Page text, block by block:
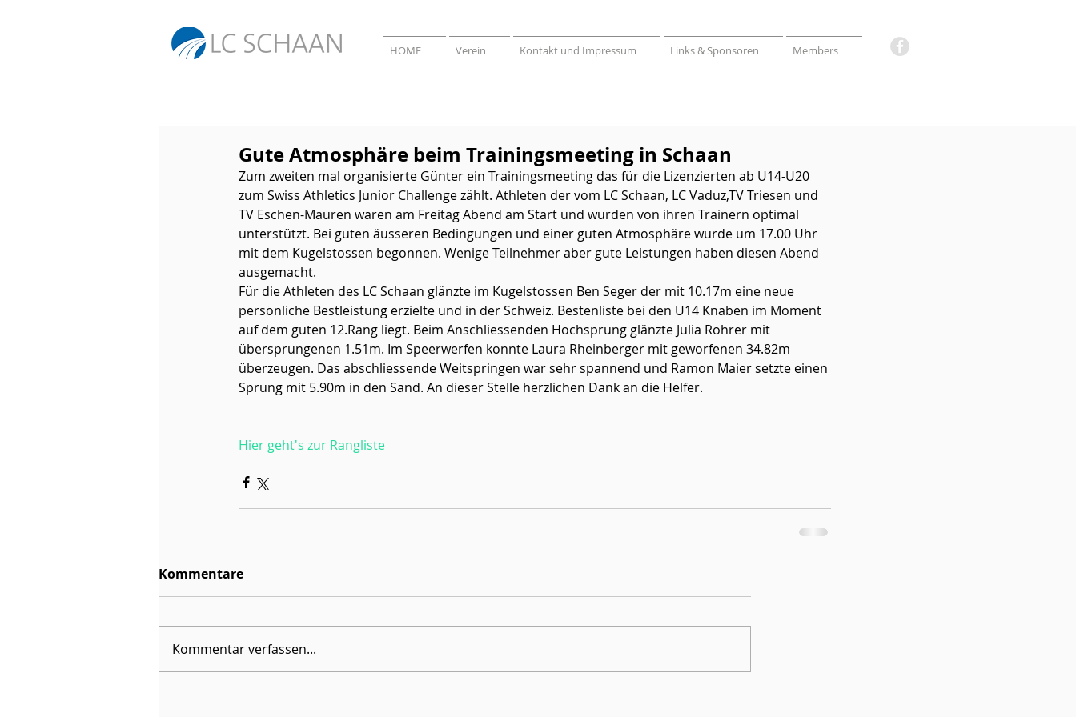
HOME Verein Kontakt und Impressum Links & Sponsoren Members
Gute Atmosphäre beim Trainingsmeeting in Schaan
Zum zweiten mal organisierte Günter ein Trainingsmeeting das für die Lizenzierten ab U14-U20
zum Swiss Athletics Junior Challenge zählt. Athleten der vom LC Schaan, LC Vaduz,TV Triesen und
TV Eschen-Mauren waren am Freitag Abend am Start und wurden von ihren Trainern optimal
unterstützt. Bei guten äusseren Bedingungen und einer guten Atmosphäre wurde um 17.00 Uhr
mit dem Kugelstossen begonnen. Wenige Teilnehmer aber gute Leistungen haben diesen Abend
ausgemacht.
Für die Athleten des LC Schaan glänzte im Kugelstossen Ben Seger der mit 10.17m eine neue
persönliche Bestleistung erzielte und in der Schweiz. Bestenliste bei den U14 Knaben im Moment
auf dem guten 12.Rang liegt. Beim Anschliessenden Hochsprung glänzte Julia Rohrer mit
übersprungenen 1.51m. Im Speerwerfen konnte Laura Rheinberger mit geworfenen 34.82m
überzeugen. Das abschliessende Weitspringen war sehr spannend und Ramon Maier setzte einen
Sprung mit 5.90m in den Sand. An dieser Stelle herzlichen Dank an die Helfer.
Hier geht's zur Rangliste
Kommentare
Kommentar verfassen...